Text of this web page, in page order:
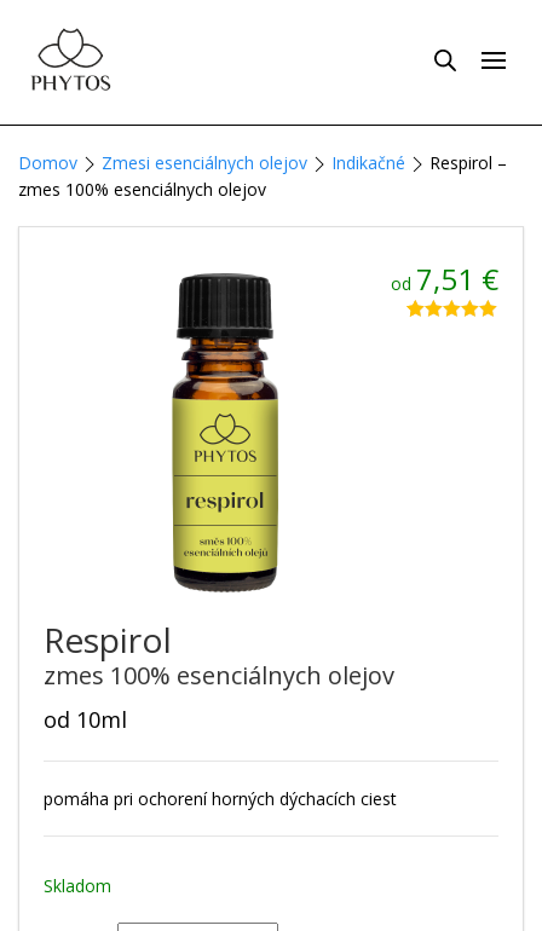
Domov Zmesi esenciálnych olejov Indikačné
Respirol –
zmes 100% esenciálnych olejov
Respirol
zmes 100% esenciálnych olejov
od 10ml
pomáha pri ochorení horných dýchacích ciest
od 7,51 €
Skladom